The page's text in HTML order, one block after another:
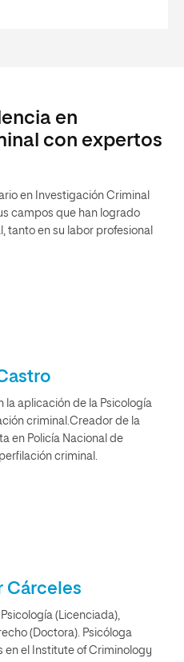
en
con expertos
en Investigación Criminal
campos que han logrado
tanto en su labor profesional
la aplicación de la Psicología
criminal.Creador de la
en Policía Nacional de
criminal.
Cárceles
(Licenciada),
(Doctora). Psicóloga
en el Institute of Criminology